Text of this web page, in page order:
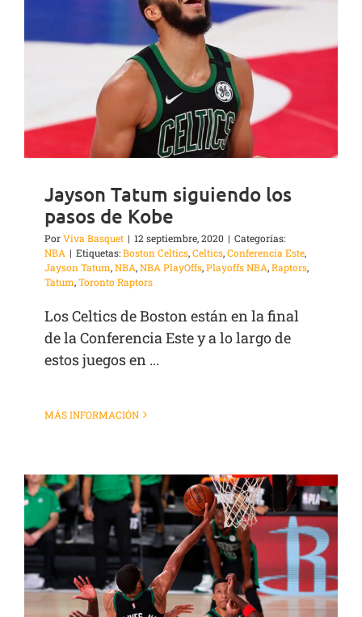
Jayson Tatum siguiendo los
pasos de Kobe
PorViva Basquet | 12 septiembre, 2020 | Categorías:
NBA | Etiquetas:Boston Celtics,Celtics,Conferencia Este,
Jayson Tatum,NBA,NBA PlayOffs,Playoffs NBA,Raptors,
Tatum,Toronto Raptors
Los Celtics de Boston están en la final
de la Conferencia Este y a lo largo de
estos juegos en ...
MÁS INFORMACIÓN